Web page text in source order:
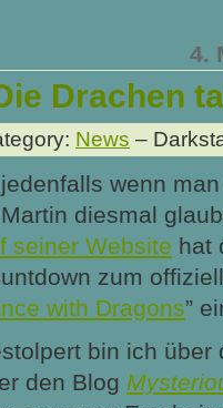
4.
Drachen
News –
wenn man
diesmal
seiner Website hat
zum
with Dragons”
bin ich über
den Blog